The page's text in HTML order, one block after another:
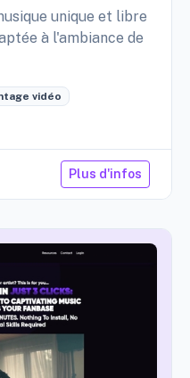
unique et libre
à l'ambiance de
vidéo
Plus d'infos